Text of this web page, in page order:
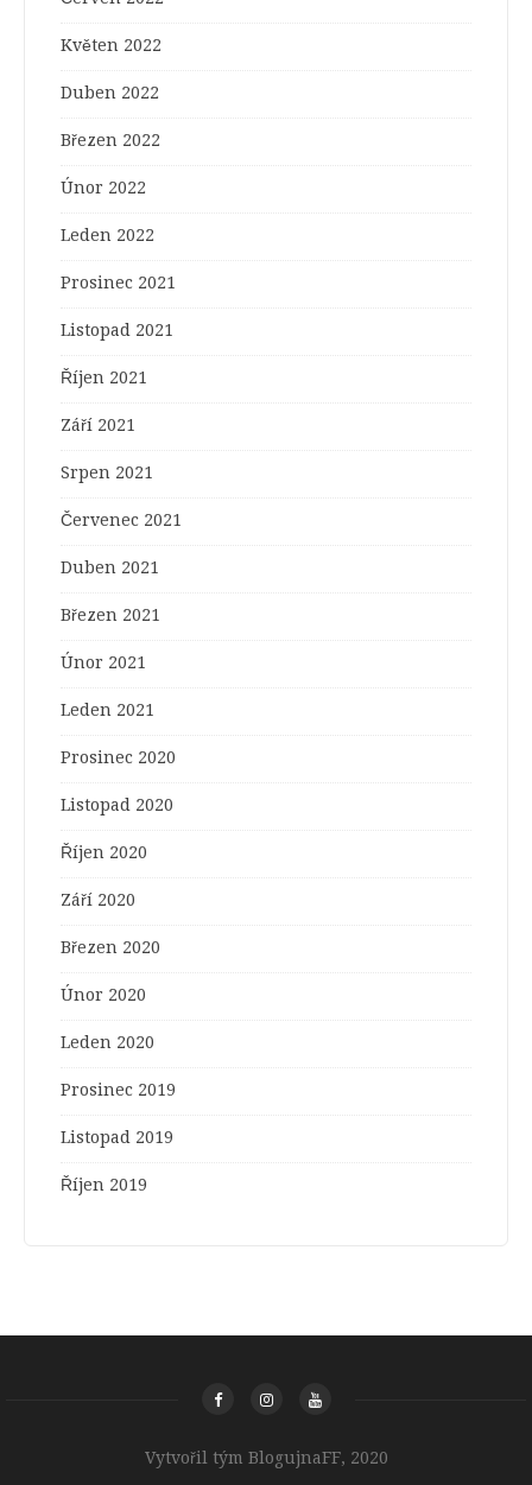
Květen 2022
Duben 2022
Březen 2022
Únor 2022
Leden 2022
Prosinec 2021
Listopad 2021
Říjen 2021
Září 2021
Srpen 2021
Červenec 2021
Duben 2021
Březen 2021
Únor 2021
Leden 2021
Prosinec 2020
Listopad 2020
Říjen 2020
Září 2020
Březen 2020
Únor 2020
Leden 2020
Prosinec 2019
Listopad 2019
Říjen 2019
Vytvořil tým BlogujnaFF, 2020